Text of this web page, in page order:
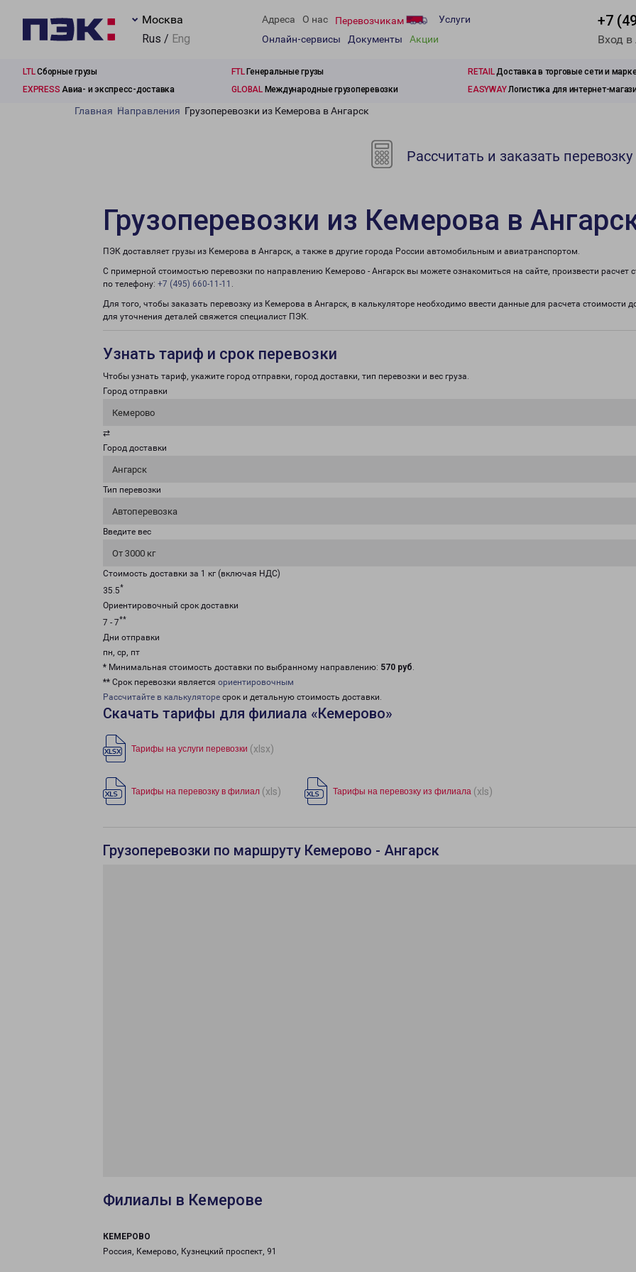
Москва
Rus / Eng
Адреса О нас Перевозчикам
Услуги
Онлайн-сервисы
Документы Акции
+7
Вход
LTLСборные грузы FTLГенеральные грузы RETAILДоставка в торговые сети и
EXPRESS Авиа- и экспресс-доставка GLOBALМеждународные грузоперевозки EASYWAYЛогистика для интернет-
Главная Направления Грузоперевозки из Кемерова в Ангарск
Рассчитать и заказать перевозку
Грузоперевозки из Кемерова в
ПЭК доставляет грузы из Кемерова в Ангарск, а также в другие города России автомобильным и авиатранспортом.
С примерной стоимостью перевозки по направлению Кемерово - Ангарск вы можете ознакомиться на сайте, произвести
по телефону: +7 (495) 660-11-11 .
Для того, чтобы заказать перевозку из Кемерова в Ангарск, в калькуляторе необходимо ввести данные для расчета стоимости
для уточнения деталей свяжется специалист ПЭК.
Узнать тариф и срок перевозки
Чтобы узнать тариф, укажите город отправки, город доставки, тип перевозки и вес груза.
Город отправки
Кемерово
⇄
Город доставки
Ангарск
Тип перевозки
Автоперевозка
Введите вес
От 3000 кг
Стоимость доставки за 1 кг (включая НДС)
35.5*
Ориентировочный срок доставки
7 - 7**
Дни отправки
пн, ср, пт
* Минимальная стоимость доставки по выбранному направлению: 570 руб.
** Срок перевозки является ориентировочным
Рассчитайте в калькуляторе срок и детальную стоимость доставки.
Скачать тарифы для филиала «Кемерово»
Тарифы на услуги перевозки (xlsx)
Тарифы на перевозку в филиал (xls) Тарифы на перевозку из филиала (xls)
Грузоперевозки по маршруту Кемерово - Ангарск
Филиалы в Кемерове
КЕМЕРОВО
Россия, Кемерово, Кузнецкий проспект, 91